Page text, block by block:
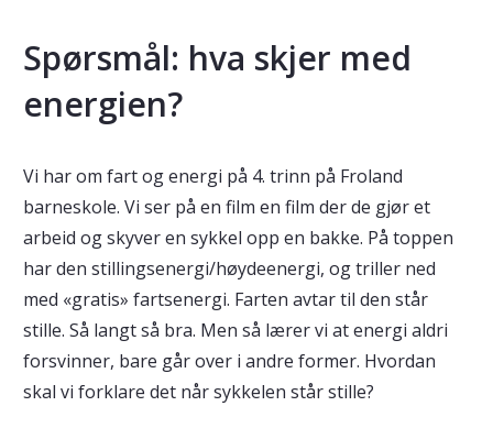
Spørsmål: hva skjer med
energien?
Vi har om fart og energi på 4. trinn på Froland
barneskole. Vi ser på en film en film der de gjør et
arbeid og skyver en sykkel opp en bakke. På toppen
har den stillingsenergi/høydeenergi, og triller ned
med «gratis» fartsenergi. Farten avtar til den står
stille. Så langt så bra. Men så lærer vi at energi aldri
forsvinner, bare går over i andre former. Hvordan
skal vi forklare det når sykkelen står stille?